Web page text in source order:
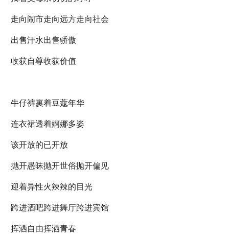
走向闹市走向远方走向社会
出售汗水出售骄傲
收获自尊收获价值
牛仔裤裏着豆蔻年华
连衣裙透着婀娜多姿
该开放的已开放
抛开愚昧抛开世俗抛开偏见
迎着异性火辣辣的目光
跨进酒吧跨进舞厅跨进宾馆
挥洒自由挥洒青春